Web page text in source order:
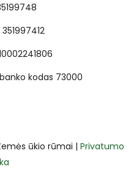
kodas 73000
ūkio rūmai | Privatumo